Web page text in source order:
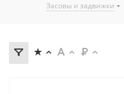
Засовы и задвижки